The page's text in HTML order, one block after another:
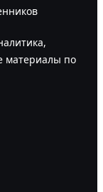
материалы по